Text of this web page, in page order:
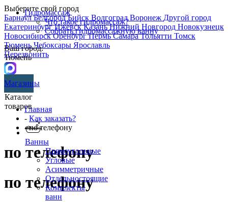
Выберите свой город
БарнаулБелгородБийск ВолгоградВоронеж Другой город
ЕкатеринбургИжевскКазаньНижний Новгород Новокузнецк
НовосибирскОренбургПермьСамараТольятти Томск
ТюменьЧебоксары Ярославль
Перезвонить
Гидромассаж
Что такое гидромассаж?
Собрать гидромассажную ванну
Ваш город:
Тюмень
Магазины
Каталог
товаров
Ванны
Прямоугольные
Угловые
Асимметричные
Отдельностоящие
Комплекты
ванн
Главная
- Как заказать?
- по телефону
по телефону
по телефону